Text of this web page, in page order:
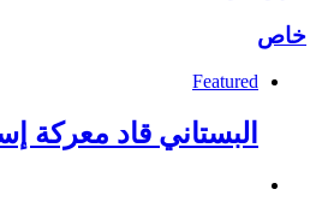
خاص
Featured
البستاني قاد معركة